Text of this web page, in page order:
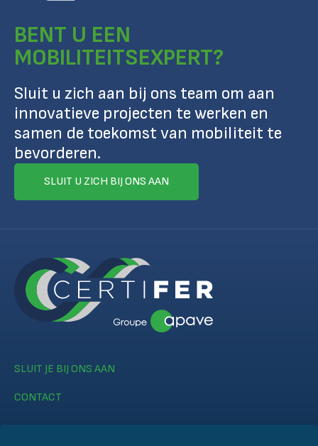
BENT U EEN
MOBILITEITSEXPERT?
Sluit u zich aan bij ons team om aan
innovatieve projecten te werken en
samen de toekomst van mobiliteit te
bevorderen.
SLUIT U ZICH BIJ ONS AAN
SLUIT JE BIJ ONS AAN
CONTACT